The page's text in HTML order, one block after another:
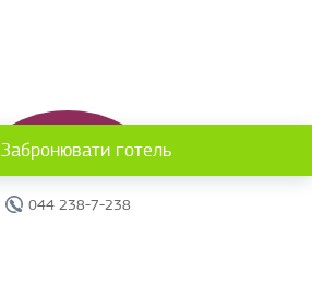
044 238-7-238
Забронювати готель